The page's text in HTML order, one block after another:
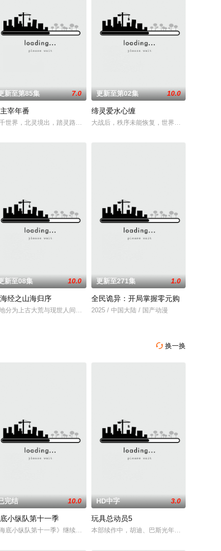
在。看男主石昊如何一生极致辉煌，造就无尽传说。
军，一边暗中追查潜伏在参赛者中的卧底，可她并不知道，一个为她量身打
星辰镇昔日天才辰天，十岁后武魂沉寂、灵海枯竭，自此沦为家族废物，
川自小立下为母复仇的誓言，以镜湖道院为起点，凭借坚毅无畏的心志与
新至第85集 7.0
宰年番
世界，北灵境出，踏灵路，伐罗天，剑斩诛邪永定乾坤，万道争锋吾为主率
更新至第02集 10.0
缔灵爱水心缠
大战后，秩序未能恢复，世界陷入混乱。混
失去了一切在乎的人，这个糟糕的王真的很糟糕！我要向他复仇！等等，
、辽国女粉丝耶律云（原型为高丽使者之子金富轼与金富辙合二为一，女
新至08集 10.0
经之山海归序
分为上古大荒与现世人间两界，由太极壁垒相隔，域外虚无异境滋生侵蚀
更新至271集 1.0
全民诡异：开局掌握零元购
2025 / 中国大陆 / 国产动漫
 换一换
点遭遇袭击——如今，1990年代。天启发威，大战来临。
音）及其古怪的幕僚团队将共同应对那些瑞克根本不会理会的一系列危机
完结 10.0
小纵队第十一季
海底小纵队第十一季》继续带领小朋友开启冒险。队员们深入海底、穿越丛
HD中字 3.0
玩具总动员5
本部续作中，胡迪、巴斯光年、翠斯等“元老